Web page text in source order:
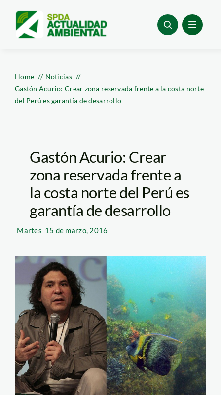
content
Home
Noticias
Gastón Acurio: Crear zona reservada frente a la costa norte
del Perú es garantía de desarrollo
Gastón Acurio: Crear
zona reservada frente a
la costa norte del Perú es
garantía de desarrollo
Martes 15 de marzo, 2016